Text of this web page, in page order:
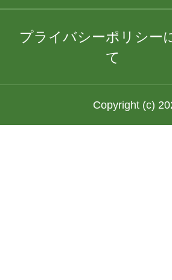
プライバシーポリシー
て
Copyright (c)